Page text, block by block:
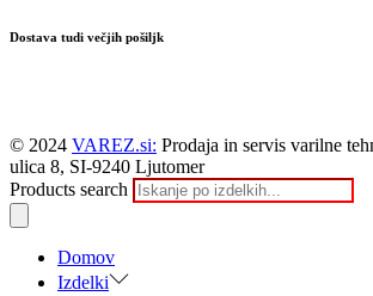
Dostava tudi večjih pošiljk
© 2024 VAREZ.si: Prodaja in servis varilne
ulica 8, SI-9240 Ljutomer
Products search
Domov
Izdelki